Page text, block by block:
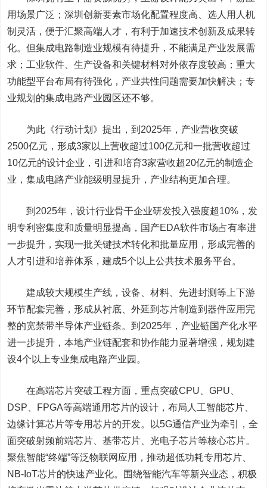
用场景广泛；深圳创新要素市场化配置程度高、选人用人机
制灵活，便于汇聚高端人才，有利于加速技术创新及成果转
化。但集成电路制造业规模有待提升，不能满足产业发展需
求；工业软件、生产设备和关键材料对外依存度较高；重大
功能型平台布局有待强化，产业共性问题需要加快解决；专
业规划的集成电路产业园区还不够。
为此《行动计划》提出，到2025年，产业营收突破
2500亿元，形成3家以上营收超过100亿元和一批营收超过
10亿元的设计企业，引进和培育3家营收超20亿元的制造企
业，集成电路产业能级明显提升，产业结构更加合理。
到2025年，设计行业骨干企业研发投入强度超10%，发
明专利密集度和质量明显提高，国产EDA软件市场占有率进
一步提升，实现一批关键技术转化和批量应用，形成完善的
人才引进和培养体系，建成5个以上公共技术服务平台。
建成较大规模生产线，设备、材料、先进封测等上下游
环节配套完善，形成从衬底、外延到芯片制造到器件应用完
整的宽禁带半导体产业链条。到2025年，产业链国产化水平
进一步提升，本地产业链配套和协作能力显著增强，规划建
设4个以上专业集成电路产业园。
在高端芯片突破工程方面，重点突破CPU、GPU、
DSP、FPGA等高端通用芯片的设计，布局人工智能芯片、
边缘计算芯片等专用芯片的开发。以5G通信产业为牵引，全
面突破射频前端芯片、基带芯片、光电子芯片等核心芯片。
聚焦智能“终端”等泛物联网应用，推动超低功耗专用芯片、
NB-IoT芯片的快速产业化。围绕智能汽车等新兴业态，积极